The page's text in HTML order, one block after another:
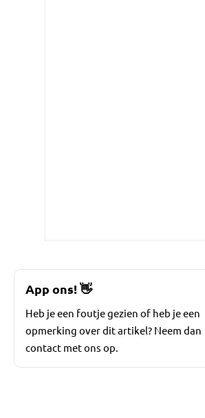
App ons!👋
Heb je een foutje gezien of heb je een
opmerking over dit artikel? Neem dan
contact met ons op.